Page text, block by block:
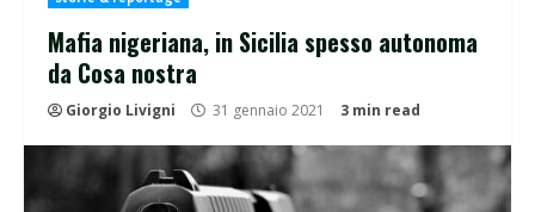
Mafia nigeriana, in Sicilia spesso autonoma
da Cosa nostra
Giorgio Livigni 31 gennaio 2021 3 min read